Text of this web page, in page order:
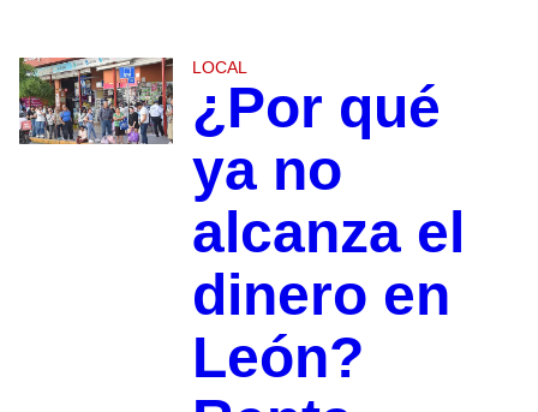
LOCAL
¿Por qué
ya no
alcanza el
dinero en
León?